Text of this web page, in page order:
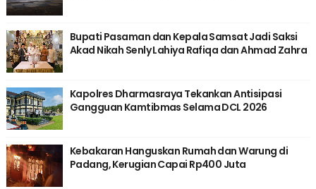
Bupati Pasaman dan Kepala Samsat Jadi Saksi
Akad Nikah Senly Lahiya Rafiqa dan Ahmad Zahra
Kapolres Dharmasraya Tekankan Antisipasi
Gangguan Kamtibmas Selama DCL 2026
Kebakaran Hanguskan Rumah dan Warung di
Padang, Kerugian Capai Rp400 Juta